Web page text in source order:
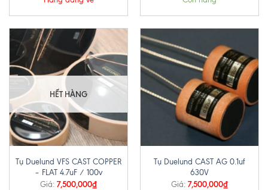
HẾT HÀNG
Tụ Duelund VFS CAST COPPER
– FLAT 4.7uF / 100v
Giá: 7,500,000₫
Tụ Duelund CAST AG 0.1uf
630V
Giá: 7,500,000₫